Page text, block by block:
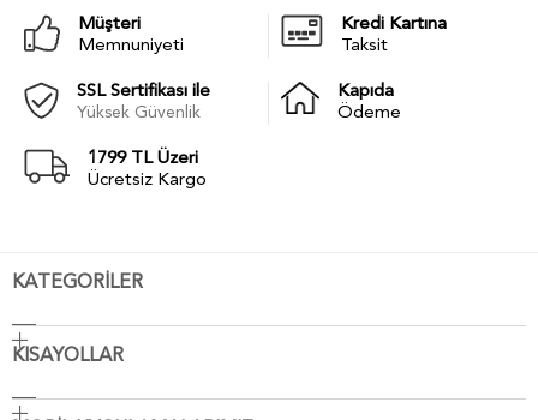
Müşteri
Memnuniyeti
Kredi Kartına
Taksit
SSL Sertifikası ile
Yüksek Güvenlik
Kapıda
Ödeme
1799 TL Üzeri
Ücretsiz Kargo
KATEGORİLER
KISAYOLLAR